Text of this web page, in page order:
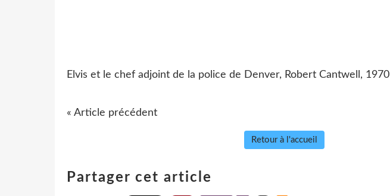
Elvis et le chef adjoint de la police de Denver, Robert Cantwell, 1970
« Article précédent
Retour à l'accueil
Partager cet article